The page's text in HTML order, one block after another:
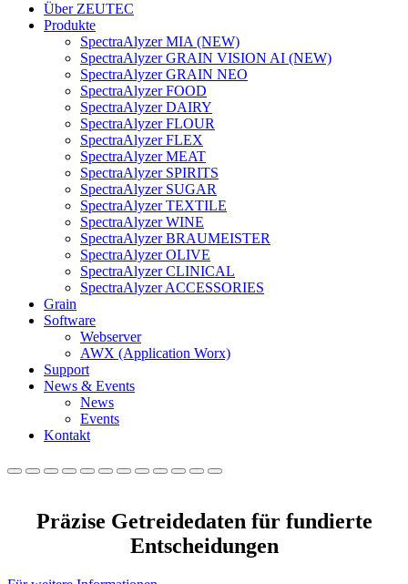
Über ZEUTEC
Produkte
SpectraAlyzer MIA (NEW)
SpectraAlyzer GRAIN VISION AI (NEW)
SpectraAlyzer GRAIN NEO
SpectraAlyzer FOOD
SpectraAlyzer DAIRY
SpectraAlyzer FLOUR
SpectraAlyzer FLEX
SpectraAlyzer MEAT
SpectraAlyzer SPIRITS
SpectraAlyzer SUGAR
SpectraAlyzer TEXTILE
SpectraAlyzer WINE
SpectraAlyzer BRAUMEISTER
SpectraAlyzer OLIVE
SpectraAlyzer CLINICAL
SpectraAlyzer ACCESSORIES
Grain
Software
Webserver
AWX (Application Worx)
Support
News & Events
News
Events
Kontakt
Präzise Getreidedaten für fundierte
Entscheidungen